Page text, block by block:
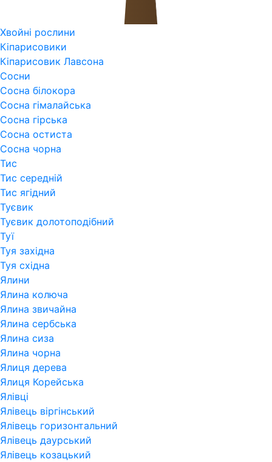
Хвойні рослини
Кіпарисовики
Кіпарисовик Лавсона
Сосни
Сосна білокора
Сосна гімалайська
Сосна гірська
Сосна остиста
Сосна чорна
Тис
Тис середній
Тис ягідний
Туєвик
Туєвик долотоподібний
Туї
Туя західна
Туя східна
Ялини
Ялина колюча
Ялина звичайна
Ялина сербська
Ялина сиза
Ялина чорна
Ялиця дерева
Ялиця Корейська
Ялівці
Ялівець віргінський
Ялівець горизонтальний
Ялівець даурський
Ялівець козацький